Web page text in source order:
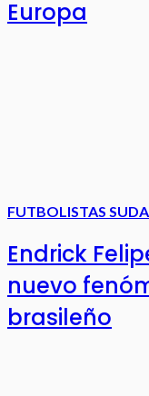
Europa
FUTBOLISTAS
Endrick
nuevo
brasileño